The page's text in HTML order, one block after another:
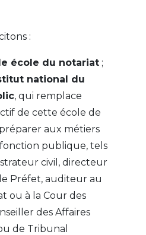
:
école du notariat;
national du
, qui remplace
de cette école de
aux métiers
publique, tels
civil, directeur
Préfet, auditeur au
ou à la Cour des
des Affaires
de Tribunal